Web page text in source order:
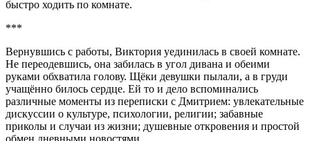
быстро ходить по комнате.
***
Вернувшись с работы, Виктория уединилась в своей комнате.
Не переодевшись, она забилась в угол дивана и обеими
руками обхватила голову. Щёки девушки пылали, а в груди
учащённо билось сердце. Ей то и дело вспоминались
различные моменты из переписки с Дмитрием: увлекательные
дискуссии о культуре, психологии, религии; забавные
приколы и случаи из жизни; душевные откровения и простой
обмен дневными новостями.